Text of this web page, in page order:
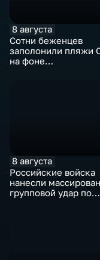
8 августа
Сотни беженцев
заполонили пляжи
на фоне
8 августа
Российские войска
нанесли
групповой удар по